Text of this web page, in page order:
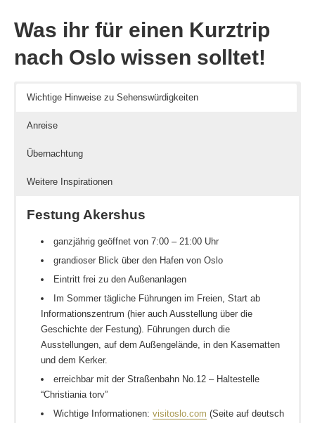
Was ihr für einen Kurztrip
nach Oslo wissen solltet!
Wichtige Hinweise zu Sehenswürdigkeiten
Anreise
Übernachtung
Weitere Inspirationen
Festung Akershus
ganzjährig geöffnet von 7:00 – 21:00 Uhr
grandioser Blick über den Hafen von Oslo
Eintritt frei zu den Außenanlagen
Im Sommer tägliche Führungen im Freien, Start ab
Informationszentrum (hier auch Ausstellung über die
Geschichte der Festung). Führungen durch die
Ausstellungen, auf dem Außengelände, in den Kasematten
und dem Kerker.
erreichbar mit der Straßenbahn No.12 – Haltestelle
“Christiania torv”
Wichtige Informationen: visitoslo.com (Seite auf deutsch